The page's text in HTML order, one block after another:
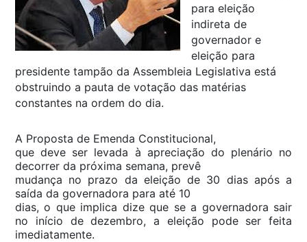
para eleição
indireta de
governador e
eleição para
presidente tampão da Assembleia Legislativa está
obstruindo a pauta de votação das matérias
constantes na ordem do dia.
A Proposta de Emenda Constitucional,
que deve ser levada à apreciação do plenário no
decorrer da próxima semana, prevê
mudança no prazo da eleição de 30 dias após a
saída da governadora para até 10
dias, o que implica dize que se a governadora sair
no início de dezembro, a eleição pode ser feita
imediatamente.